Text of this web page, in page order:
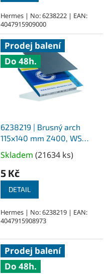
Hermes | No: 6238222 | EAN:
4047915909000
Prodej balení
Do 48h.
6238219 | Brusný arch
115x140 mm Z400, WS
Flex 16
Průměrné
hodnocení
produktu
5,0
z
5
Skladem (21634 ks)
5 Kč
DETAIL
Hermes | No: 6238219 | EAN:
4047915908973
Prodej balení
Do 48h.